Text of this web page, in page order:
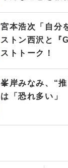
宮本浩次「自分
ストン西沢と『
ストトーク！
峯岸みなみ、“
は「恐れ多い」